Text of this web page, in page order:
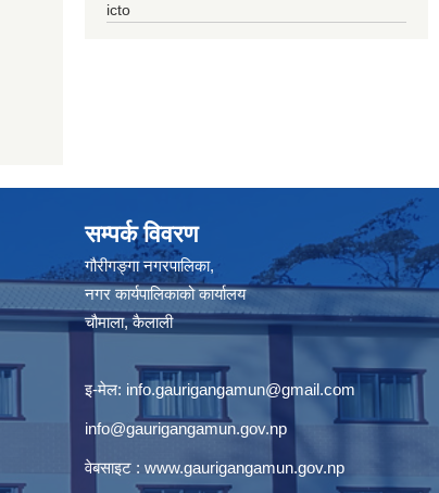
icto
सम्पर्क विवरण
गौरीगङ्गा नगरपालिका,
नगर कार्यपालिकाको कार्यालय
चौमाला, कैलाली
इ-मेल: info.gaurigangamun@gmail.com
info@gaurigangamun.gov.np
वेबसाइट : www.gaurigangamun.gov.np